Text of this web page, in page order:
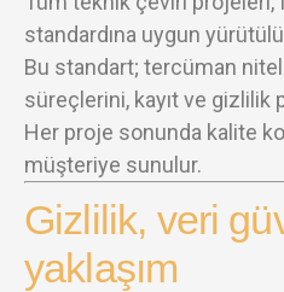
standardına uygun
Bu standart; tercüman
süreçlerini, kayıt ve gizlilik
Her proje sonunda kalite
müşteriye sunulur.
Gizlilik, veri
yaklaşım